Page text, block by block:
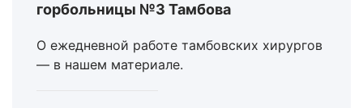
горбольницы №3 Тамбова
О ежедневной работе тамбовских хирургов
— в нашем материале.